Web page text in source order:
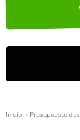
Inicio Presupuesto